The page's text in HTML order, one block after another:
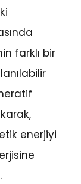
farklı bir
enerjiyi